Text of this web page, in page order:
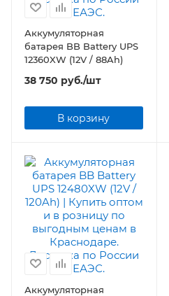
Аккумуляторная
батарея BB Battery UPS
12360XW (12V / 88Ah)
38 750 руб./шт
В корзину
Аккумуляторная